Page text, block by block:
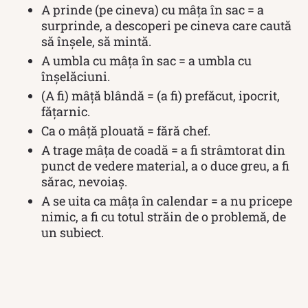
A prinde (pe cineva) cu mâța în sac = a
surprinde, a descoperi pe cineva care caută
să înșele, să mintă.
A umbla cu mâța în sac = a umbla cu
înșelăciuni.
(A fi) mâță blândă = (a fi) prefăcut, ipocrit,
fățarnic.
Ca o mâță plouată = fără chef.
A trage mâța de coadă = a fi strâmtorat din
punct de vedere material, a o duce greu, a fi
sărac, nevoiaș.
A se uita ca mâța în calendar = a nu pricepe
nimic, a fi cu totul străin de o problemă, de
un subiect.